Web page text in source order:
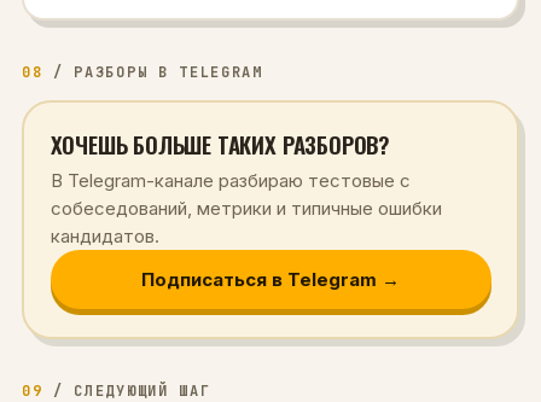
08 / РАЗБОРЫ В TELEGRAM
ХОЧЕШЬ БОЛЬШЕ ТАКИХ РАЗБОРОВ?
В Telegram-канале разбираю тестовые с
собеседований, метрики и типичные ошибки
кандидатов.
Подписаться в Telegram →
09 / СЛЕДУЮЩИЙ ШАГ